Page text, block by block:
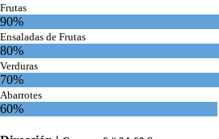
Frutas
90%
Ensaladas de Frutas
80%
Verduras
70%
Abarrotes
60%